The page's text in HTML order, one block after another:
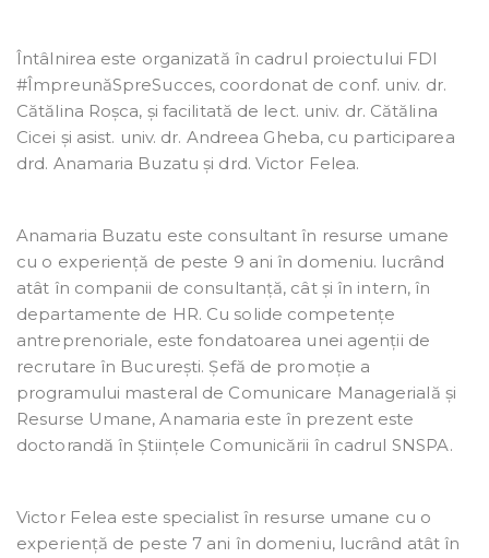
Întâlnirea este organizată în cadrul proiectului FDI
#ÎmpreunăSpreSucces, coordonat de conf. univ. dr.
Cătălina Roșca, și facilitată de lect. univ. dr. Cătălina
Cicei și asist. univ. dr. Andreea Gheba, cu participarea
drd. Anamaria Buzatu și drd. Victor Felea.
Anamaria Buzatu este consultant în resurse umane
cu o experiență de peste 9 ani în domeniu. lucrând
atât în companii de consultanță, cât și în intern, în
departamente de HR. Cu solide competențe
antreprenoriale, este fondatoarea unei agenții de
recrutare în București. Șefă de promoție a
programului masteral de Comunicare Managerială și
Resurse Umane, Anamaria este în prezent este
doctorandă în Științele Comunicării în cadrul SNSPA.
Victor Felea este specialist în resurse umane cu o
experiență de peste 7 ani în domeniu, lucrând atât în